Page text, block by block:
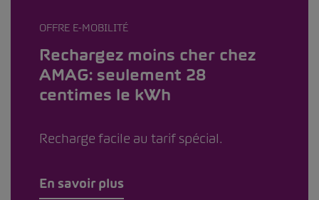
OFFRE E-MOBILITÉ
Rechargez moins cher chez
AMAG: seulement 28
centimes le kWh
Recharge facile au tarif spécial.
En savoir plus